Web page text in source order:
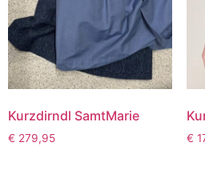
Kurzdirndl SamtMarie
€ 279,95 €